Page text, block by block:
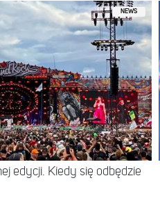
NEWS
edycji. Kiedy się odbędzie